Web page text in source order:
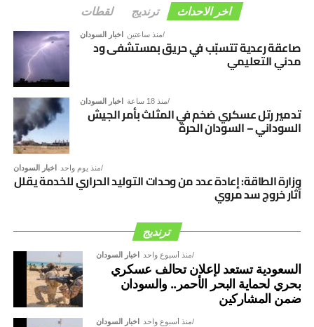
اخر الاحداث ترنديج لقطات
اخبار السودان منذ ساعتين
صاعقة رعدية تتسبّب في حريق بمستشفى ود
مدني التعليمي
اخبار السودان منذ 18 ساعة
تدمير رتل عسكري ضخم في المثلث بأمر الجيش
السوداني – السودان الحرة
اخبار السودان منذ يوم واحد
وزارة الطاقة: إعادة عدد من وحدات التوليد الحراري للخدمة يقلل
آثار خروج سد مروي
ترنديج
اخبار السودان منذ أسبوع واحد
السعودية تستعد لإعلان تحالف عسكري
بحري لحماية البحر الأحمر.. والسودان
ضمن المشاركين
اخبار السودان منذ أسبوع واحد